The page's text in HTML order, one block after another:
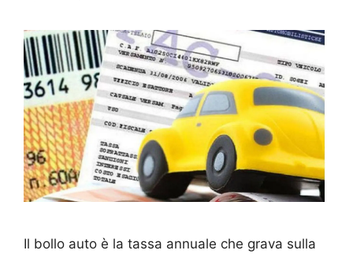
Il bollo auto è la tassa annuale che grava sulla